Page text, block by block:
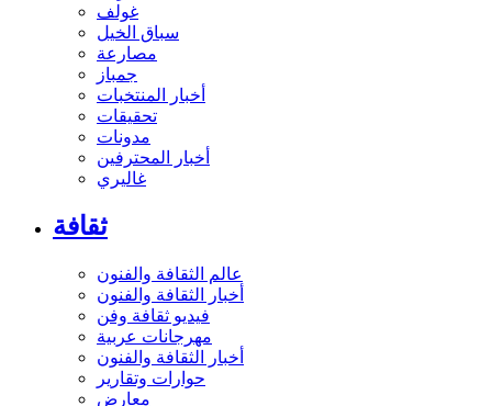
غولف
سباق الخيل
مصارعة
جمباز
أخبار المنتخبات
تحقيقات
مدونات
أخبار المحترفين
غاليري
ثقافة
عالم الثقافة والفنون
أخبار الثقافة والفنون
فيديو ثقافة وفن
مهرجانات عربية
أخبار الثقافة والفنون
حوارات وتقارير
معارض